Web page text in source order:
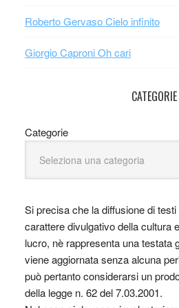
Roberto Gervaso Cielo infinito
Giorgio Caproni Oh cari
CATEGORIE
Categorie
Si precisa che la diffusione di
carattere divulgativo della cultura
lucro, nè rappresenta una testata
viene aggiornata senza alcuna
può pertanto considerarsi un
della legge n. 62 del 7.03.2001.